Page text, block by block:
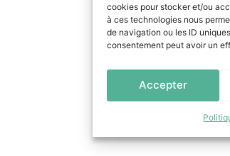
cookies pour stocker et/ou
à ces technologies nous
de navigation ou les ID
consentement peut avoir un
Accepter